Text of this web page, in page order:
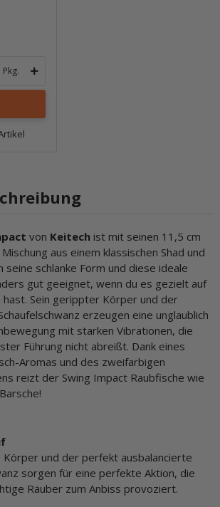
Pkg.
von Keitech ist mit seinen 11,5 cm
aus einem klassischen Shad und
seine schlanke Form und diese ideale
gut geeignet, wenn du es gezielt auf
hast. Sein gerippter Körper und der
erzeugen eine unglaublich
mit starken Vibrationen, die
Führung nicht abreißt. Dank eines
Aromas und des zweifarbigen
reizt der Swing Impact Raubfische wie
und der perfekt ausbalancierte
sorgen für eine perfekte Aktion, die
Räuber zum Anbiss provoziert.